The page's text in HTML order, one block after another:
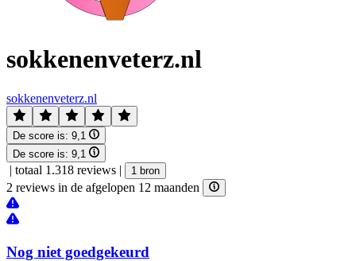
sokkenenveterz.nl
sokkenenveterz.nl
De score is: 9,1
De score is: 9,1
| totaal 1.318 reviews | 1 bron
2 reviews in de afgelopen 12 maanden
Nog niet goedgekeurd